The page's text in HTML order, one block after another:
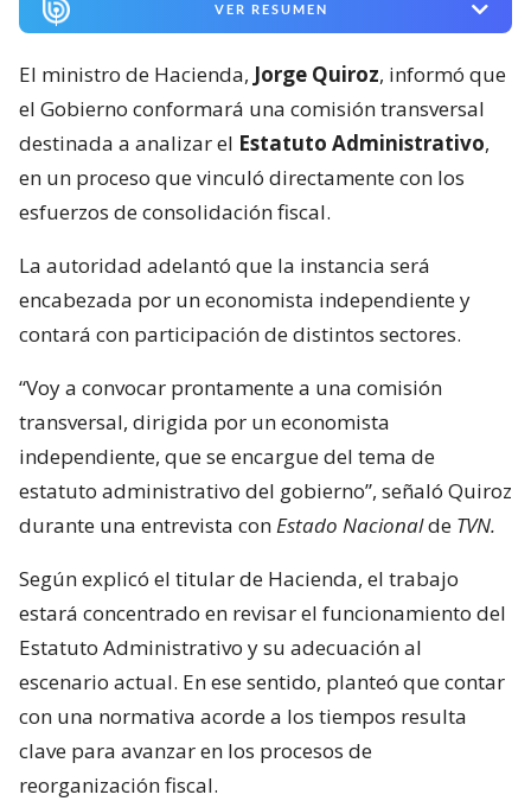
VER RESUMEN
El ministro de Hacienda, Jorge Quiroz, informó que
el Gobierno conformará una comisión transversal
destinada a analizar el Estatuto Administrativo,
en un proceso que vinculó directamente con los
esfuerzos de consolidación fiscal.
La autoridad adelantó que la instancia será
encabezada por un economista independiente y
contará con participación de distintos sectores.
“Voy a convocar prontamente a una comisión
transversal, dirigida por un economista
independiente, que se encargue del tema de
estatuto administrativo del gobierno”, señaló Quiroz
durante una entrevista conEstado Nacionalde TVN.
Según explicó el titular de Hacienda, el trabajo
estará concentrado en revisar el funcionamiento del
Estatuto Administrativo y su adecuación al
escenario actual. En ese sentido, planteó que contar
con una normativa acorde a los tiempos resulta
clave para avanzar en los procesos de
reorganización fiscal.